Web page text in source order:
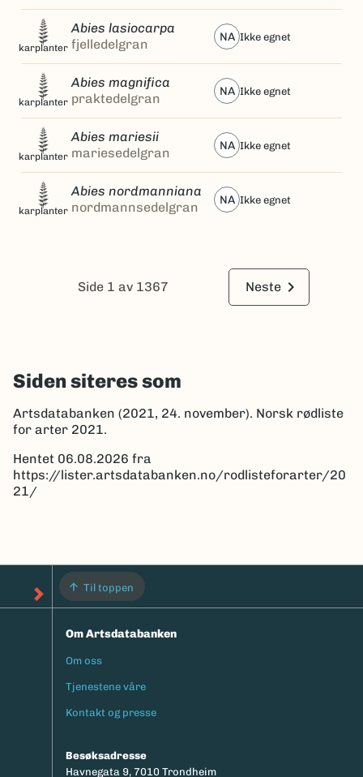
karplanter
Abies lasiocarpa
fjelledelgran
NA ikke egnet
karplanter
Abies magnifica
praktedelgran
NA ikke egnet
karplanter
Abies mariesii
mariesedelgran
NA ikke egnet
karplanter
Abies nordmanniana
nordmannsedelgran
NA ikke egnet
Side 1 av 1367 Neste keyboard_arrow_right
Siden siteres som
Artsdatabanken (2021, 24. november). Norsk rødliste
for arter 2021.
Hentet 06.08.2026 fra
https://lister.artsdatabanken.no/rodlisteforarter/20
21/
Til toppen
Om Artsdatabanken
Footermeny
Om oss
Tjenestene våre
Kontakt og presse
Besøksadresse
Havnegata 9, 7010 Trondheim